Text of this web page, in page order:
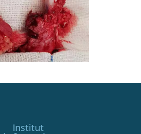
Institut